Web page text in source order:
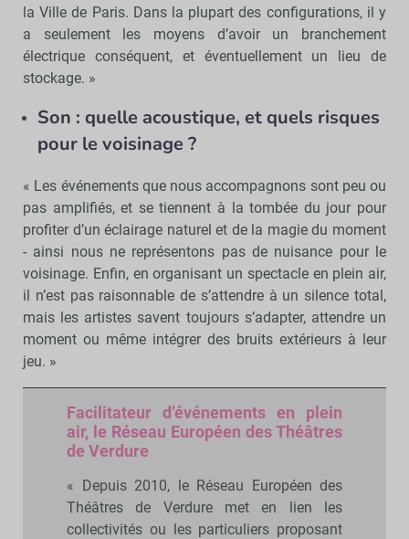
la Ville de Paris. Dans la plupart des configurations, il y
a seulement les moyens d’avoir un branchement
électrique conséquent, et éventuellement un lieu de
stockage. »
Son : quelle acoustique, et quels risques
pour le voisinage ?
« Les événements que nous accompagnons sont peu ou
pas amplifiés, et se tiennent à la tombée du jour pour
profiter d’un éclairage naturel et de la magie du moment
- ainsi nous ne représentons pas de nuisance pour le
voisinage. Enfin, en organisant un spectacle en plein air,
il n’est pas raisonnable de s’attendre à un silence total,
mais les artistes savent toujours s’adapter, attendre un
moment ou même intégrer des bruits extérieurs à leur
jeu. »
Facilitateur d’événements en plein
air, le Réseau Européen des Théâtres
de Verdure
« Depuis 2010, le Réseau Européen des
Théâtres de Verdure met en lien les
collectivités ou les particuliers proposant